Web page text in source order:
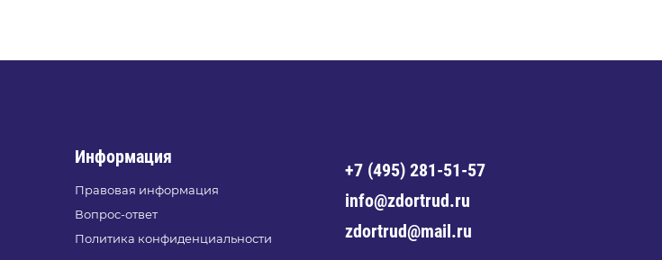
Информация
Правовая информация
Вопрос-ответ
Политика конфиденциальности
+7 (495) 281-51-57
info@zdortrud.ru
zdortrud@mail.ru